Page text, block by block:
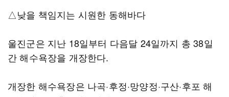
△낮을 책임지는 시원한 동해바다
울진군은 지난 18일부터 다음달 24일까지 총 38일
간 해수욕장을 개장한다.
개장한 해수욕장은 나곡·후정·망양정·구산·후포 해